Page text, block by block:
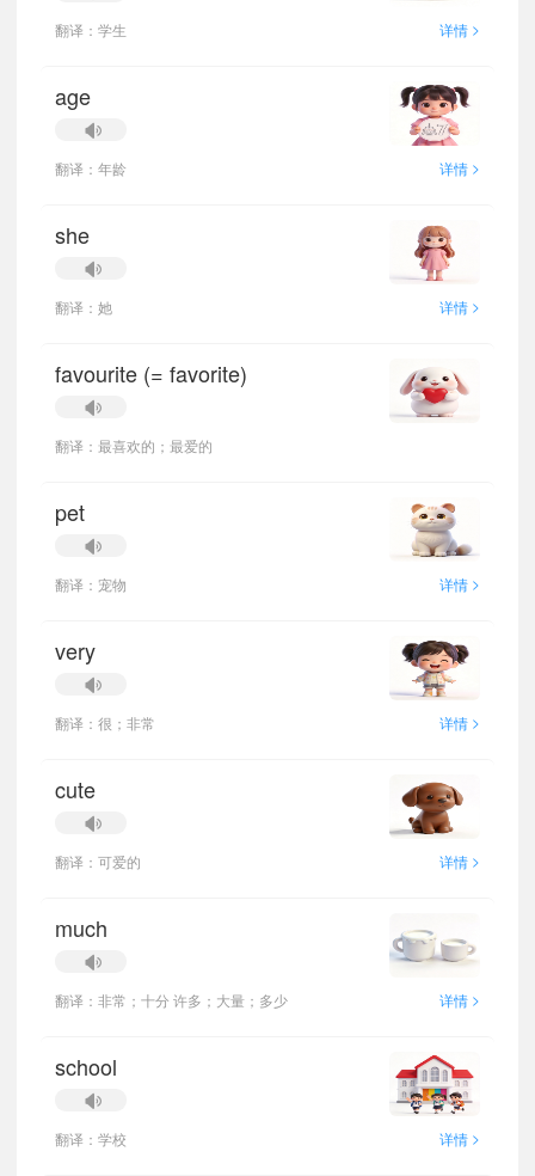
翻译：学生 详情 >
age
翻译：年龄 详情 >
she
翻译：她 详情 >
favourite (= favorite)
翻译：最喜欢的；最爱的
pet
翻译：宠物 详情 >
very
翻译：很；非常 详情 >
cute
翻译：可爱的 详情 >
much
翻译：非常；十分 许多；大量；多少 详情 >
school
翻译：学校 详情 >